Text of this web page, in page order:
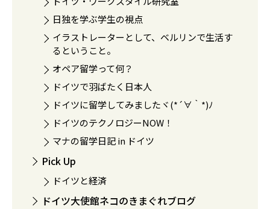
日独を学ぶ学生の視点
イラストレーターとして、ベルリンで生活す
るということ。
オペア留学って何？
ドイツで羽ばたく日本人
ドイツに留学してみましたヾ(*´∀｀*)ﾉ
ドイツのテクノロジーNOW！
マナの留学日記 in ドイツ
Pick Up
ドイツと経済
ドイツ大使館ネコのきまぐれブログ